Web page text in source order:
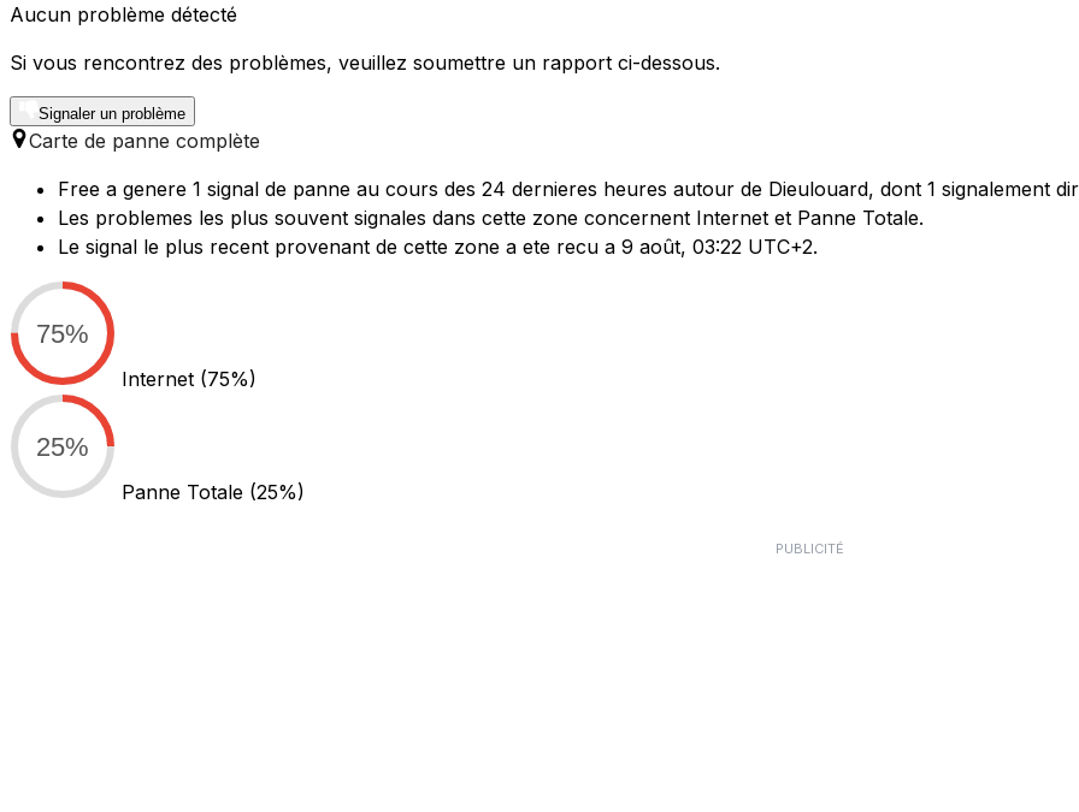
Aucun problème détecté
Si vous rencontrez des problèmes, veuillez soumettre un rapport ci-dessous.
Signaler un problème
Carte de panne complète
Free a genere 1 signal de panne au cours des 24 dernieres heures autour de Dieulouard, dont 1 signalement
Les problemes les plus souvent signales dans cette zone concernent Internet et Panne Totale.
Le signal le plus recent provenant de cette zone a ete recu a 9 août, 03:22 UTC+2.
75%
Internet (75%)
25%
Panne Totale (25%)
PUBLICITÉ